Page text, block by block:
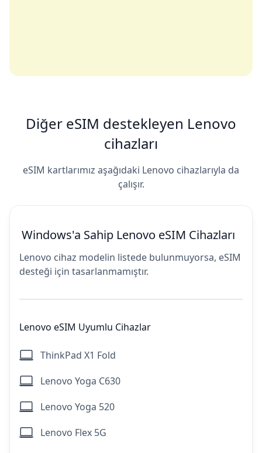
Diğer eSIM destekleyen Lenovo
cihazları
eSIM kartlarımız aşağıdaki Lenovo cihazlarıyla da
çalışır.
Windows'a Sahip Lenovo eSIM Cihazları
Lenovo cihaz modelin listede bulunmuyorsa, eSIM
desteği için tasarlanmamıştır.
Lenovo eSIM Uyumlu Cihazlar
ThinkPad X1 Fold
Lenovo Yoga C630
Lenovo Yoga 520
Lenovo Flex 5G